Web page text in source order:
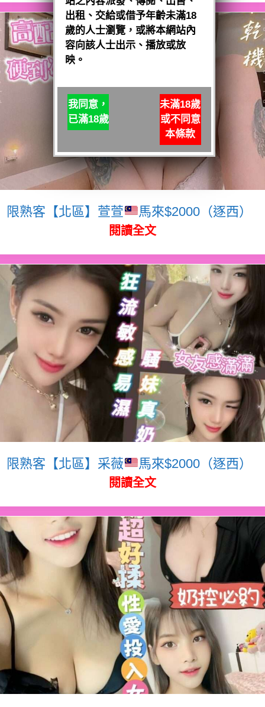
限熟客【北區】萱萱 馬來$2000（逐西）
閱讀全文
限熟客【北區】采薇 馬來$2000（逐西）
閱讀全文
出租、交給或借予年齡未滿18
歲的人士瀏覽，或將本網站內
容向該人士出示、播放或放
映。
我同意，
已滿18歲
未滿18歲
或不同意
本條款